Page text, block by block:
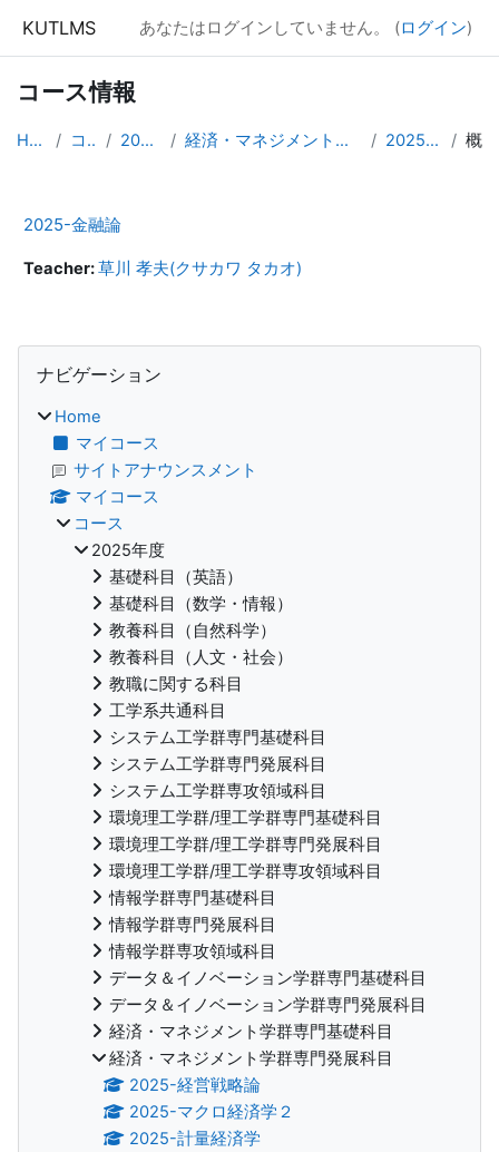
KUTLMS あなたはログインしていません。 (ログイン)
コース情報
Home コース 2025年度 経済・マネジメント学群専門発展科目 2025-金融論
2025-金融論
Teacher:草川 孝夫(クサカワ タカオ)
ブロック
ナビゲーション
Home
マイコース
サイトアナウンスメント
マイコース
コース
2025年度
基礎科目（英語）
基礎科目（数学・情報）
教養科目（自然科学）
教養科目（人文・社会）
教職に関する科目
工学系共通科目
システム工学群専門基礎科目
システム工学群専門発展科目
システム工学群専攻領域科目
環境理工学群/理工学群専門基礎科目
環境理工学群/理工学群専門発展科目
環境理工学群/理工学群専攻領域科目
情報学群専門基礎科目
情報学群専門発展科目
情報学群専攻領域科目
データ＆イノベーション学群専門基礎科目
データ＆イノベーション学群専門発展科目
経済・マネジメント学群専門基礎科目
経済・マネジメント学群専門発展科目
2025-経営戦略論
2025-マクロ経済学２
2025-計量経済学